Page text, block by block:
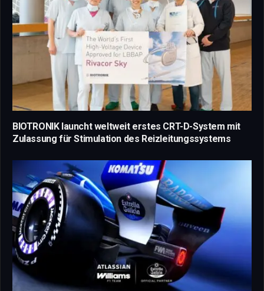
BIOTRONIK launcht weltweit erstes CRT-D-System mit
Zulassung für Stimulation des Reizleitungssystems